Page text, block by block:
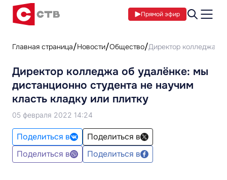
Прямой эфир
Главная страница Новости Общество Директор колледжа
Директор колледжа об удалёнке: мы
дистанционно студента не научим
класть кладку или плитку
05 февраля 2022 14:24
Поделиться в
Поделиться в
Поделиться в
Поделиться в